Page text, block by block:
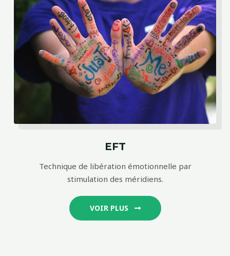
EFT
Technique de libération émotionnelle par
stimulation des méridiens.
VOIR PLUS